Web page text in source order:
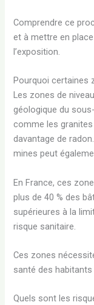
Comprendre ce
et à mettre en
l’exposition.
Pourquoi certaines
Les zones de
géologique du
comme les
davantage de
mines peut
En France, ces
plus de 40 % des
supérieures à la
risque sanitaire.
Ces zones
santé des
Quels sont les